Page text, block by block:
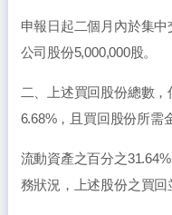
申報日起二個月內於集
公司股份5,000,000股。
二、上述買回股份總數
6.68%，且買回股份所需
流動資產之百分之
務狀況，上述股份之買回